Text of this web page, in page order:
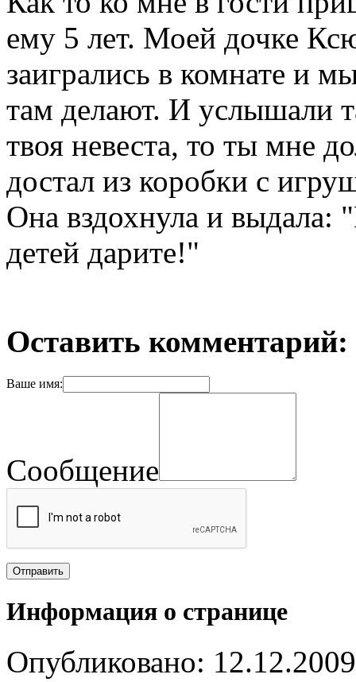
ему 5 лет. Моей дочке
заигрались в комнате и
там делают. И услышали
твоя невеста, то ты мне
достал из коробки с
Она вздохнула и выдала:
детей дарите!"
Оставить комментарий:
Ваше имя:
Сообщение
Информация о странице
Опубликовано: 12.12.2009